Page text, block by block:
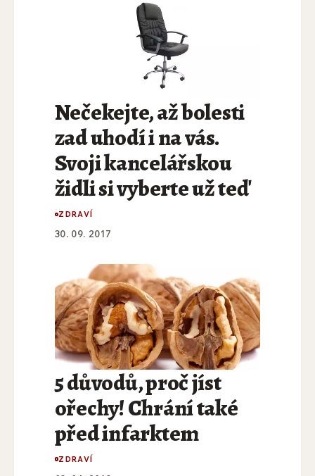
Nečekejte, až bolesti
zad uhodí i na vás.
Svoji kancelářskou
židli si vyberte už teď
ZDRAVÍ
30. 09. 2017
5 důvodů, proč jíst
ořechy! Chrání také
před infarktem
ZDRAVÍ